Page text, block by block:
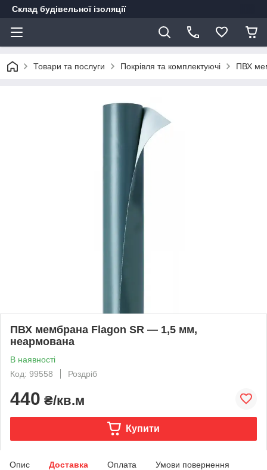
Склад будівельної ізоляції
Товари та послуги Покрівля та комплектуючі ПВХ
ПВХ мембрана Flagon SR — 1,5 мм,
неармована
В наявності
Код: 99558
Роздріб
440 ₴/кв.м
Купити
Опис Доставка Оплата Умови повернення